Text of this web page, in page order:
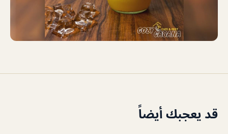
قد يعجبك أيضاً